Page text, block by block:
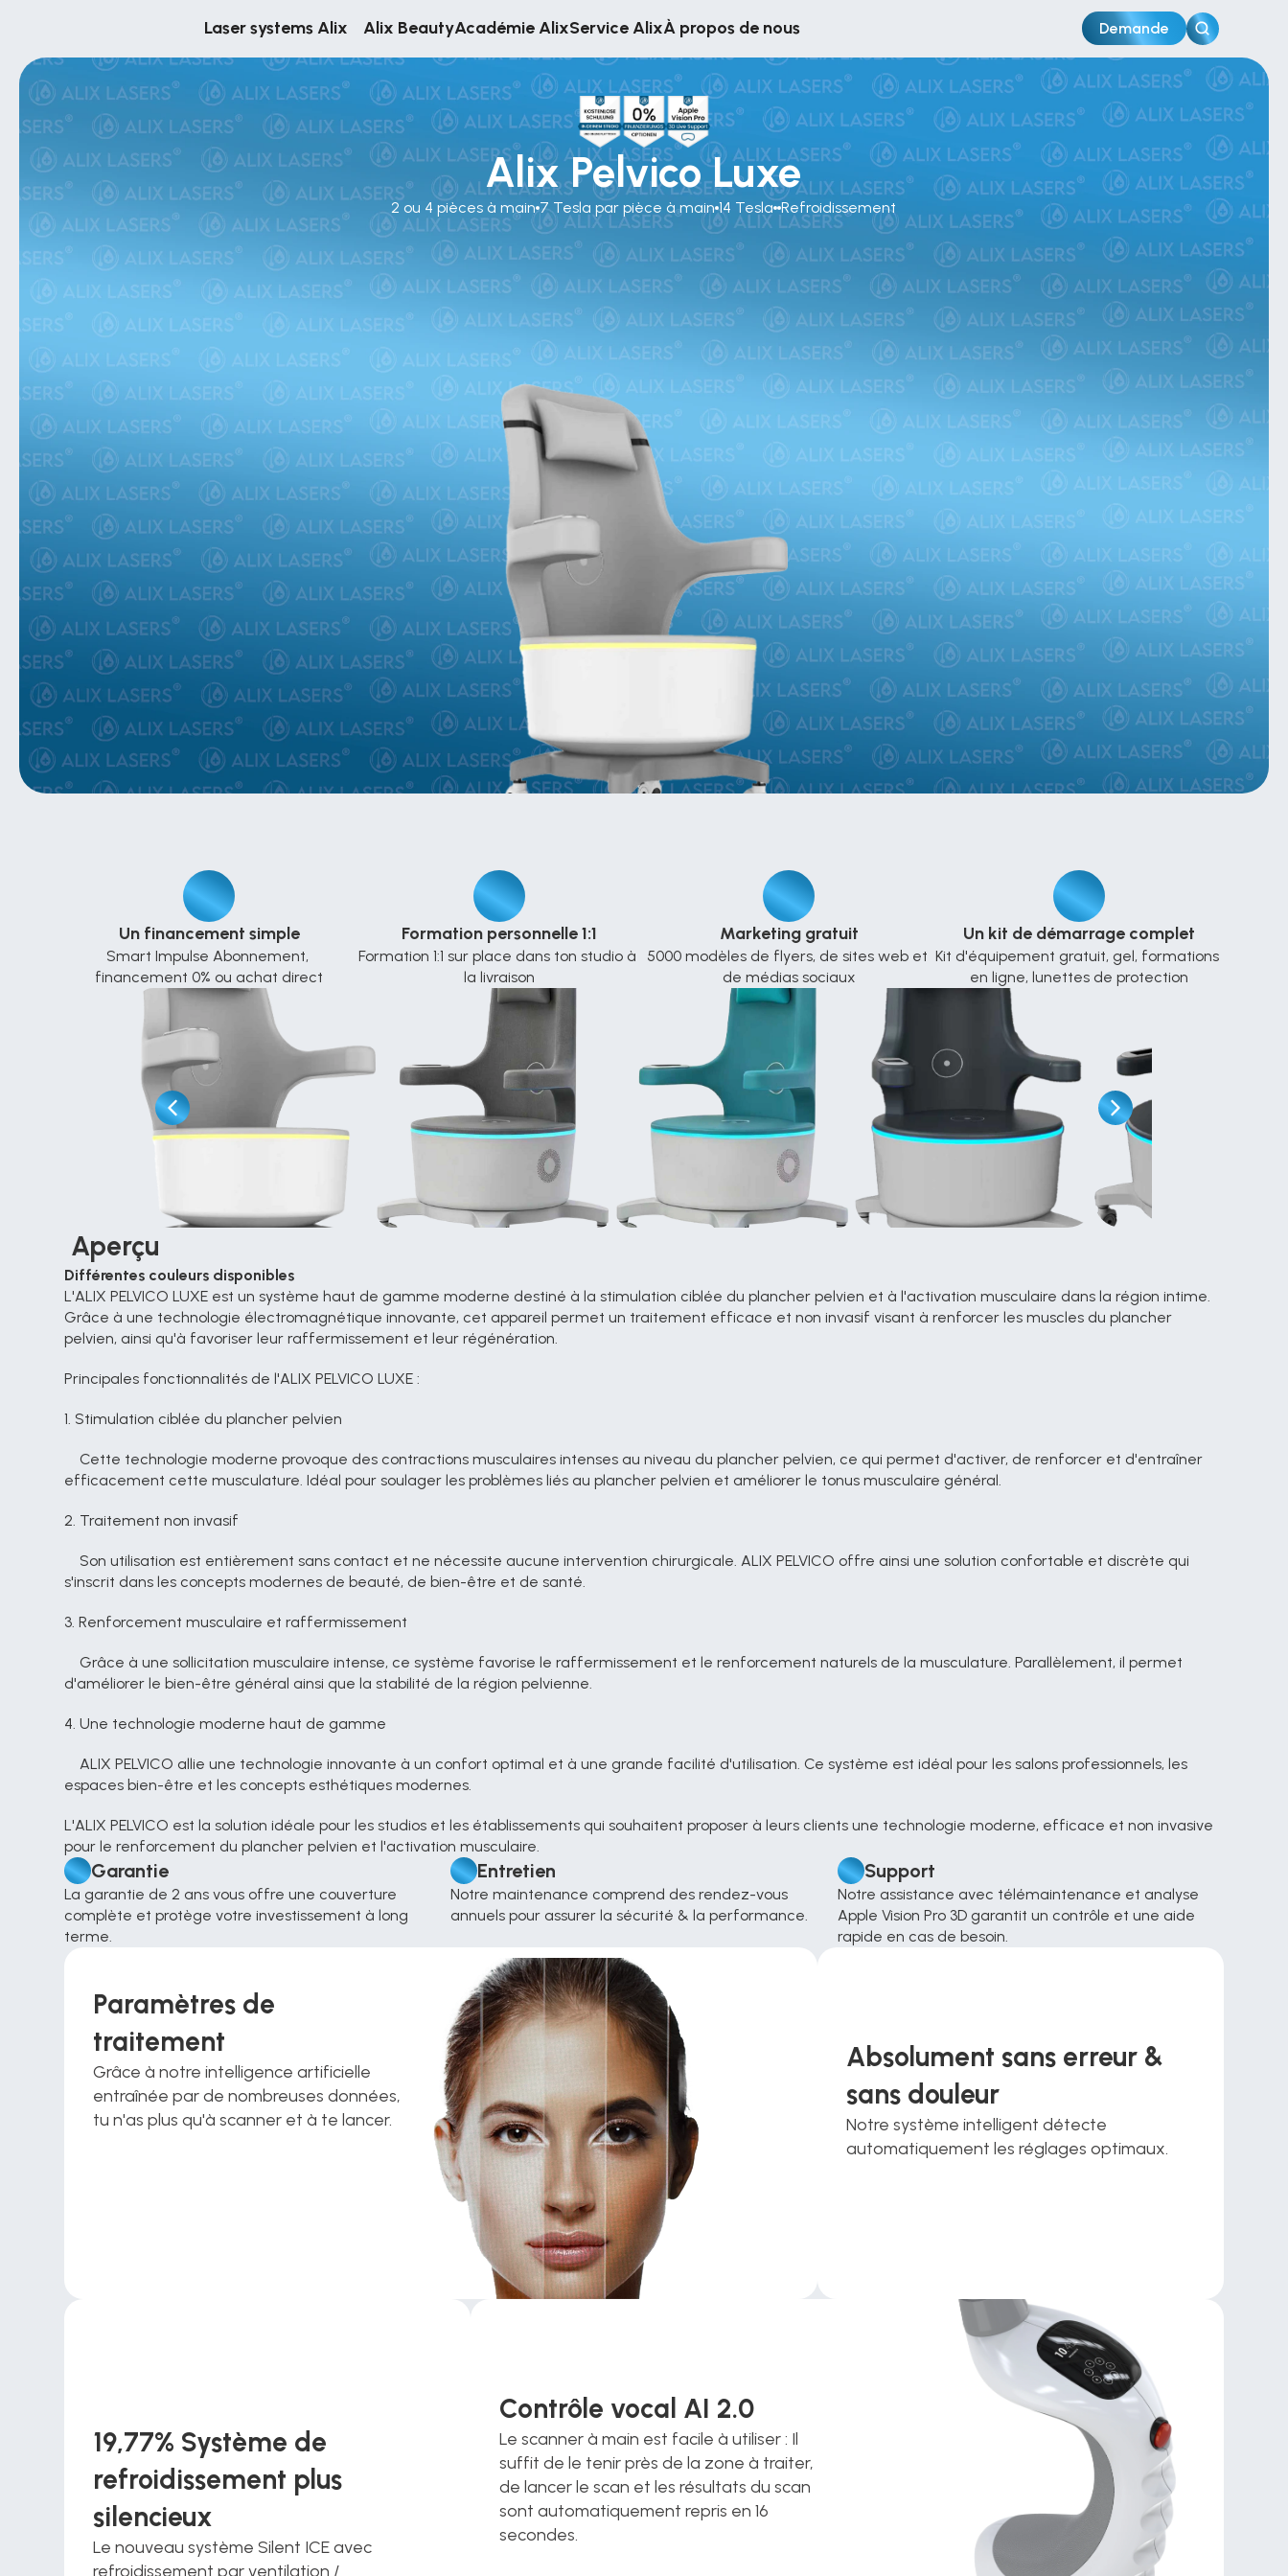
Alix Pelvico Luxe
2 ou 4 pièces à main 7 Tesla par pièce à main 14 Tesla Refroidissement
Un financement simple
Smart Impulse Abonnement,
financement 0% ou achat direct
Formation personnelle 1:1
Formation 1:1 sur place dans ton studio à
la livraison
Marketing gratuit
5000 modèles de flyers, de sites web et
de médias sociaux
Un kit de démarrage complet
Kit d'équipement gratuit, gel, formations
en ligne, lunettes de protection
Aperçu
Différentes couleurs disponibles
L'ALIX PELVICO LUXE est un système haut de gamme moderne destiné à la stimulation ciblée du plancher pelvien et à l'activation musculaire dans la région intime.
Grâce à une technologie électromagnétique innovante, cet appareil permet un traitement efficace et non invasif visant à renforcer les muscles du plancher
pelvien, ainsi qu'à favoriser leur raffermissement et leur régénération.
Principales fonctionnalités de l'ALIX PELVICO LUXE :
1. Stimulation ciblée du plancher pelvien
    Cette technologie moderne provoque des contractions musculaires intenses au niveau du plancher pelvien, ce qui permet d'activer, de renforcer et d'entraîner
efficacement cette musculature. Idéal pour soulager les problèmes liés au plancher pelvien et améliorer le tonus musculaire général.
2. Traitement non invasif
s'inscrit dans les concepts modernes de beauté, de bien-être et de santé.
3. Renforcement musculaire et raffermissement
    Grâce à une sollicitation musculaire intense, ce système favorise le raffermissement et le renforcement naturels de la musculature. Parallèlement, il permet
d'améliorer le bien-être général ainsi que la stabilité de la région pelvienne.
4. Une technologie moderne haut de gamme
    ALIX PELVICO allie une technologie innovante à un confort optimal et à une grande facilité d'utilisation. Ce système est idéal pour les salons professionnels, les
espaces bien-être et les concepts esthétiques modernes.
L'ALIX PELVICO est la solution idéale pour les studios et les établissements qui souhaitent proposer à leurs clients une technologie moderne, efficace et non invasive
pour le renforcement du plancher pelvien et l'activation musculaire.
Garantie
La garantie de 2 ans vous offre une couverture
complète et protège votre investissement à long
terme.
Entretien
Notre maintenance comprend des rendez-vous
annuels pour assurer la sécurité & la performance.
Support
Notre assistance avec télémaintenance et analyse
Apple Vision Pro 3D garantit un contrôle et une aide
rapide en cas de besoin.
Paramètres de
traitement
Grâce à notre intelligence artificielle
entraînée par de nombreuses données,
tu n'as plus qu'à scanner et à te lancer.
Absolument sans erreur &
sans douleur
Notre système intelligent détecte
automatiquement les réglages optimaux.
19,77% Système de
refroidissement plus
silencieux
Le nouveau système Silent ICE avec
refroidissement par ventilation /
Contrôle vocal AI 2.0
Le scanner à main est facile à utiliser : Il
suffit de le tenir près de la zone à traiter,
de lancer le scan et les résultats du scan
sont automatiquement repris en 16
secondes.
Laser systems Alix Alix BeautyAcadémie AlixService AlixÀ propos de nous Demande